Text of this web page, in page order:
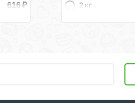
616 ₽
2 кг